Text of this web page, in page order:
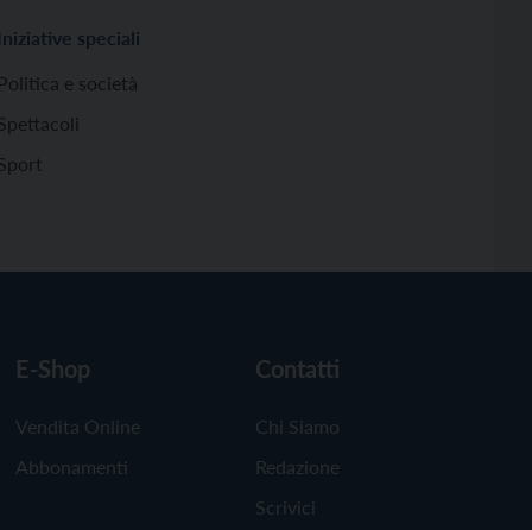
Iniziative speciali
Politica e società
E-Shop
Vendita Online
Abbonamenti
Contatti
Chi Siamo
Redazione
Scrivici